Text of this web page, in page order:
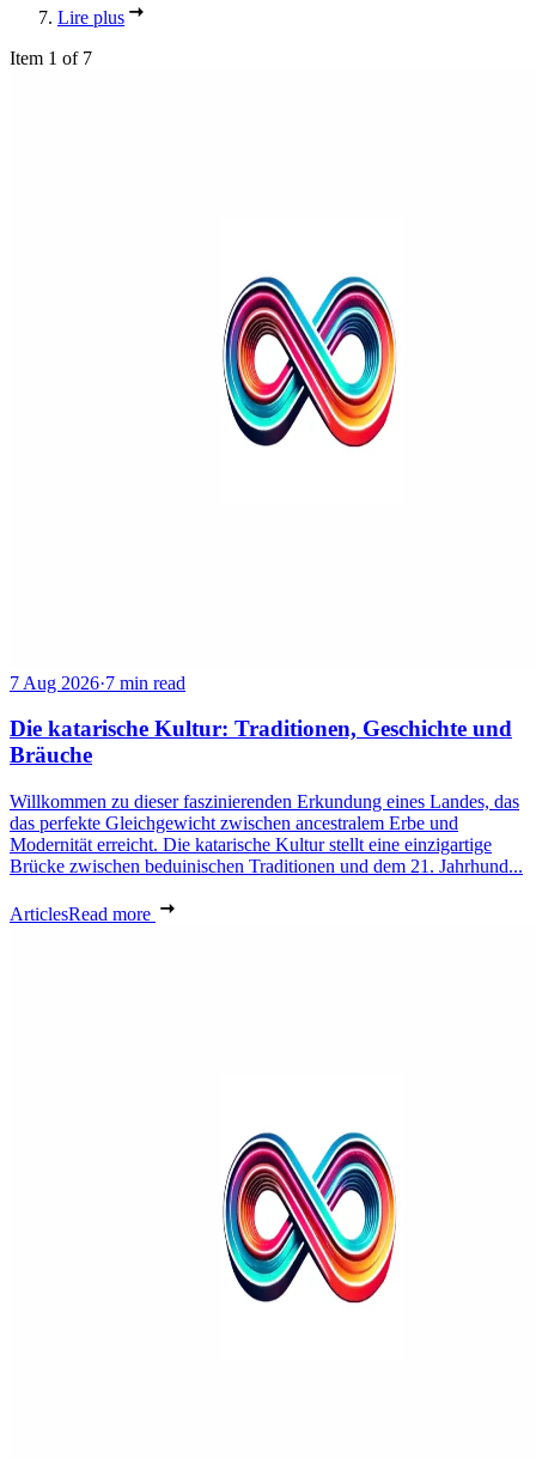
Lire plus
Item 1 of 7
7 Aug 2026·7 min read
Die katarische Kultur: Traditionen, Geschichte und
Bräuche
Willkommen zu dieser faszinierenden Erkundung eines Landes, das
das perfekte Gleichgewicht zwischen ancestralem Erbe und
Modernität erreicht. Die katarische Kultur stellt eine einzigartige
Brücke zwischen beduinischen Traditionen und dem 21. Jahrhund...
ArticlesRead more